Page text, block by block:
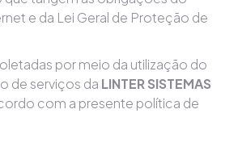
e da Lei Geral de Proteção de
por meio da utilização do
de serviços da LINTER SISTEMAS
com a presente política de